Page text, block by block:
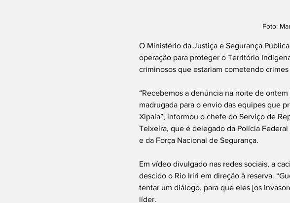
Foto:
O Ministério da Justiça e Segurança
operação para proteger o Território
criminosos que estariam cometendo
“Recebemos a denúncia na noite de
madrugada para o envio das equipes que
Xipaia”, informou o chefe do Serviço de
Teixeira, que é delegado da Polícia
e da Força Nacional de Segurança.
Em vídeo divulgado nas redes sociais, a
descido o Rio Iriri em direção à reserva.
tentar um diálogo, para que eles [os
líder.